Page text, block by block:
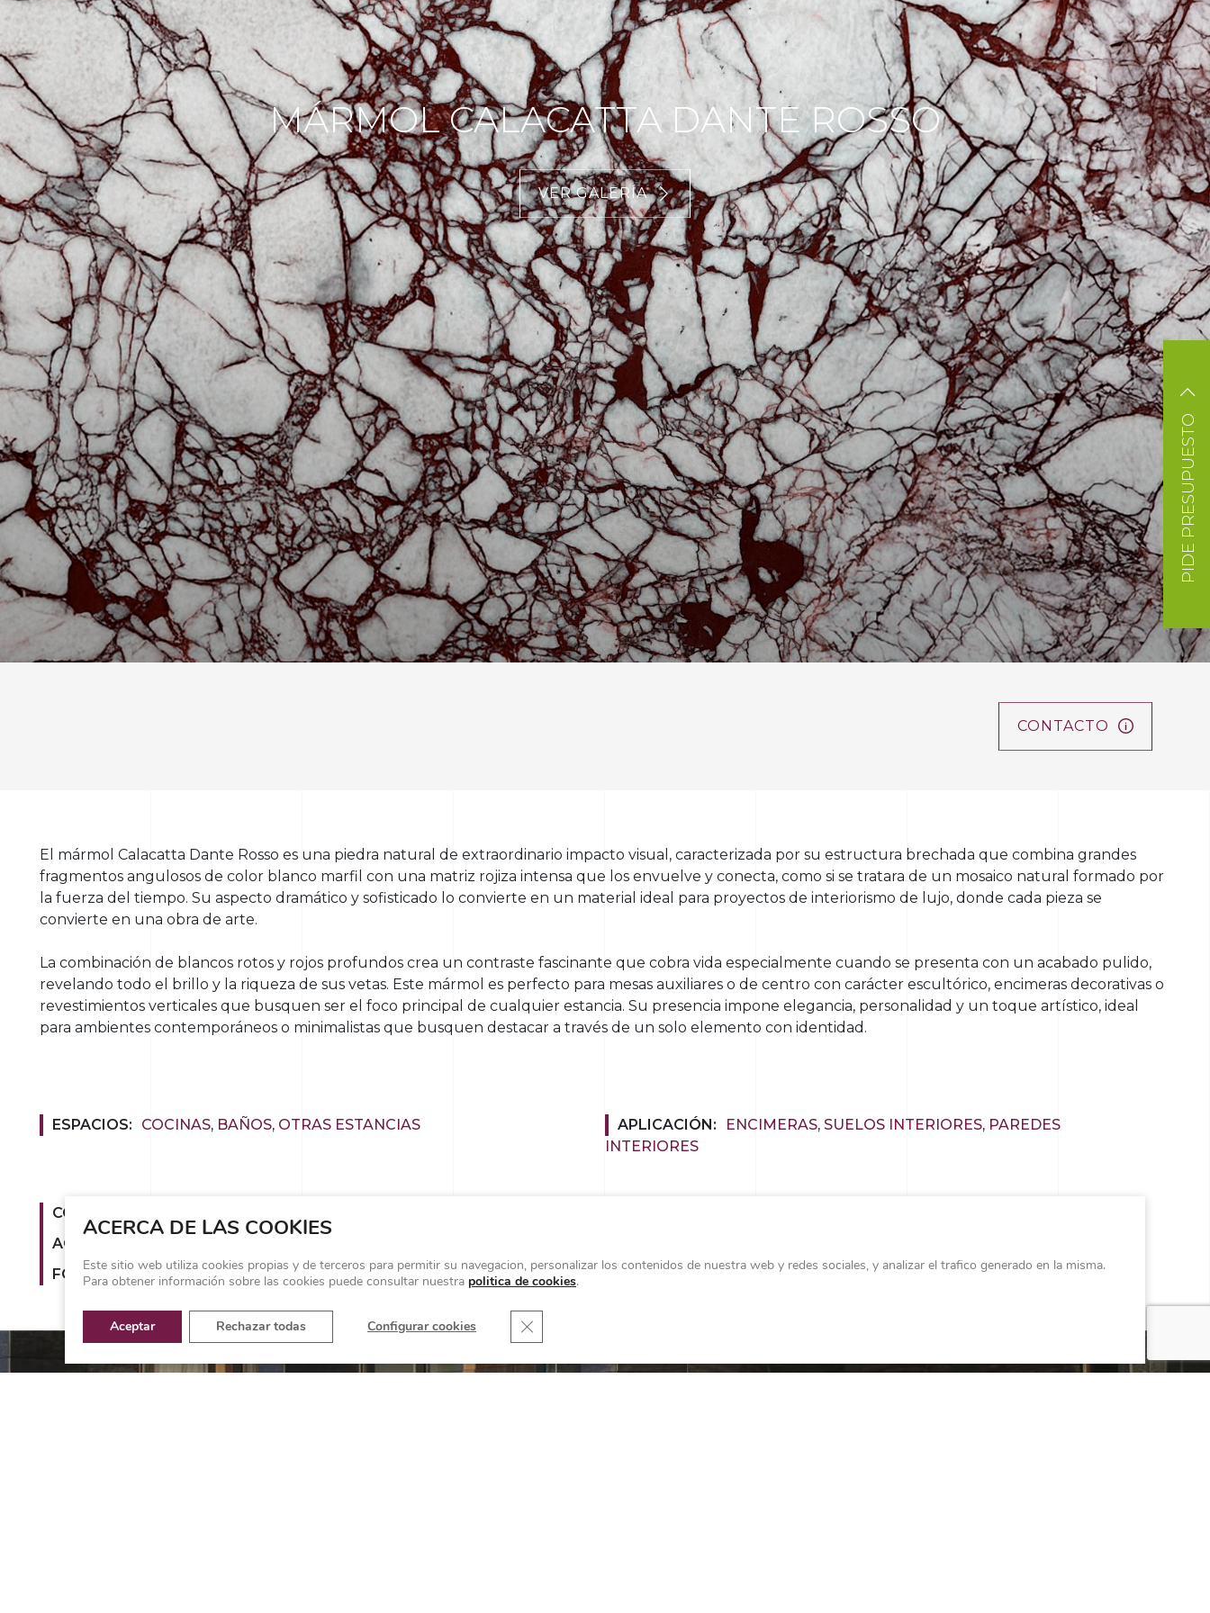
MÁRMOL CALACATTA DANTE ROSSO
VER GALERÍA
CONTACTO
El mármol Calacatta Dante Rosso es una piedra natural de extraordinario impacto visual, caracterizada por su estructura brechada que combina grandes
fragmentos angulosos de color blanco marfil con una matriz rojiza intensa que los envuelve y conecta, como si se tratara de un mosaico natural formado por
la fuerza del tiempo. Su aspecto dramático y sofisticado lo convierte en un material ideal para proyectos de interiorismo de lujo, donde cada pieza se
convierte en una obra de arte.
La combinación de blancos rotos y rojos profundos crea un contraste fascinante que cobra vida especialmente cuando se presenta con un acabado pulido,
revelando todo el brillo y la riqueza de sus vetas. Este mármol es perfecto para mesas auxiliares o de centro con carácter escultórico, encimeras decorativas o
revestimientos verticales que busquen ser el foco principal de cualquier estancia. Su presencia impone elegancia, personalidad y un toque artístico, ideal
para ambientes contemporáneos o minimalistas que busquen destacar a través de un solo elemento con identidad.
ESPACIOS: COCINAS, BAÑOS, OTRAS ESTANCIAS APLICACIÓN: ENCIMERAS, SUELOS INTERIORES, PAREDES
INTERIORES
COLOR PRINCIPAL:
ACABADO:
FORMATOS:
Tabla
ACERCA DE LAS COOKIES
Este sitio web utiliza cookies propias y de terceros para permitir su navegacion, personalizar los contenidos de nuestra web y redes sociales, y analizar el trafico generado en la misma.
Para obtener información sobre las cookies puede consultar nuestra politica de cookies.
Aceptar Rechazar todas Configurar cookies Cerrar el banner de cookies RGPD
PIDE PRESUPUESTO